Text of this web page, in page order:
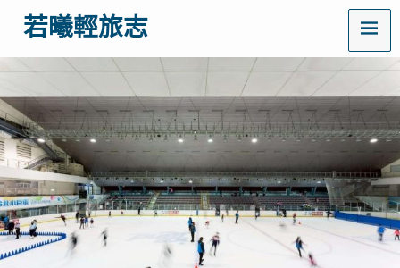
若曦輕旅志
歡
迎
問
若
曦
輕
旅
志
——
打
造
你
MENU